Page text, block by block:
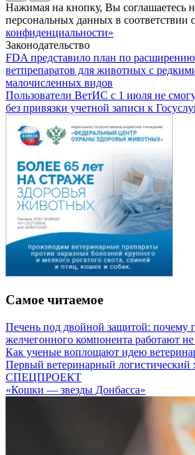
Нажимая на кнопку, Вы соглашаетесь
персональных данных в соответствии с
конфиденциальности»
Законодательство
FDA представило план по расширению
ветпрепаратов для животных с
малочисленных видов
Пользователи ВетИС с 1 июля не
без привязки учетной записи к
Самое читаемое
Печень под двойной защитой: почему
желчегонного компонента работают
Как ученые воплощают идею
Первый ветеринарный логистический
СПЕЦПРОЕКТ
«Кошки — звезды Донбасса»